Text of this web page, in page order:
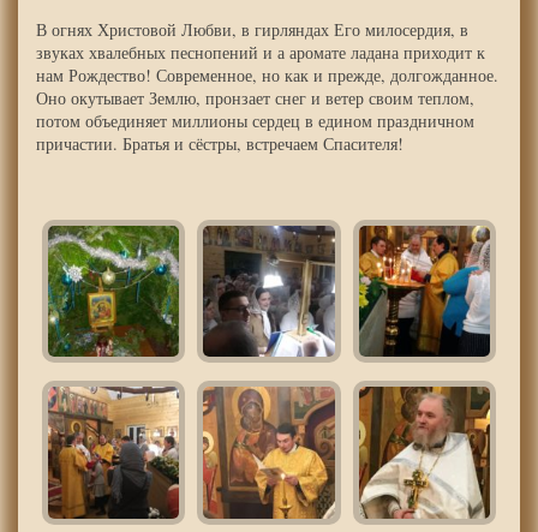
В огнях Христовой Любви, в гирляндах Его милосердия, в
звуках хвалебных песнопений и а аромате ладана приходит к
нам Рождество! Современное, но как и прежде, долгожданное.
Оно окутывает Землю, пронзает снег и ветер своим теплом,
потом объединяет миллионы сердец в едином праздничном
причастии. Братья и сёстры, встречаем Спасителя!